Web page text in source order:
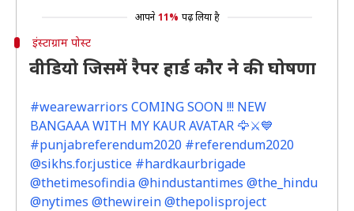
आपने 11% पढ़ लिया है
इंस्टाग्राम पोस्ट
वीडियो जिसमें रैपर हार्ड कौर ने की घोषणा
#wearewarriors COMING SOON !!! NEW
BANGAAA WITH MY KAUR AVATAR 🦅⚔️💙
#punjabreferendum2020 #referendum2020
@sikhs.for.justice #hardkaurbrigade
@thetimesofindia @hindustantimes @the_hindu
@nytimes @thewirein @thepolisproject